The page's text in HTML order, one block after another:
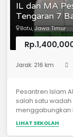
IL dan MA
Tengaran 7
Batu, Jawa Timur
Jarak: 216 km
Pesantren Islam
salah satu
menggabungkan
umum dalam
anak bangsa
LIHAT SEKOLAH